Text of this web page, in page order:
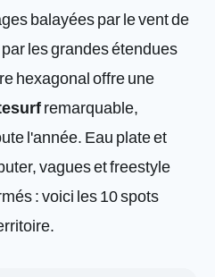
balayées par le vent de
les grandes étendues
hexagonal offre une
remarquable,
l'année. Eau plate et
vagues et freestyle
: voici les 10 spots